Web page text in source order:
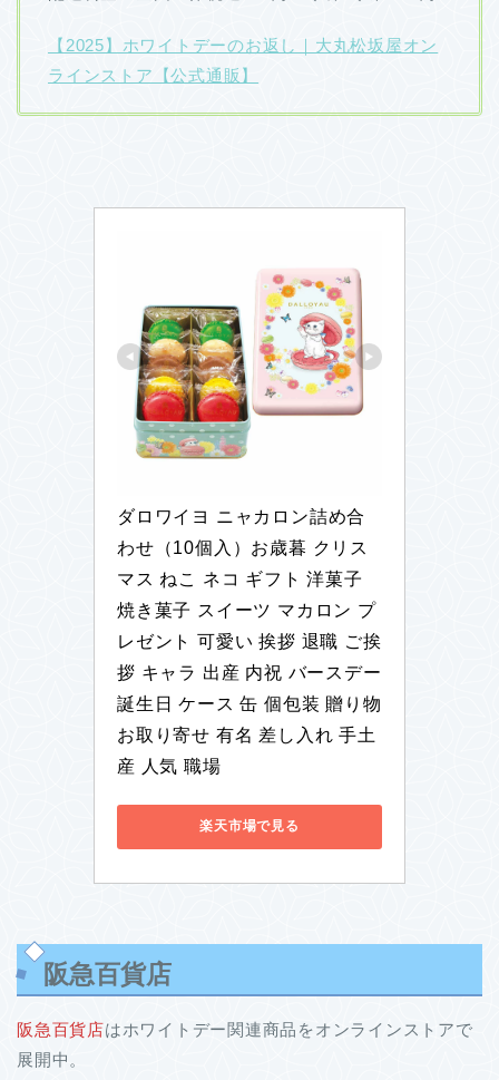
【2025】ホワイトデーのお返し｜大丸松坂屋オン
ラインストア【公式通販】
ダロワイヨ ニャカロン詰め合
わせ（10個入）お歳暮 クリス
マス ねこ ネコ ギフト 洋菓子
焼き菓子 スイーツ マカロン プ
レゼント 可愛い 挨拶 退職 ご挨
拶 キャラ 出産 内祝 バースデー
誕生日 ケース 缶 個包装 贈り物
お取り寄せ 有名 差し入れ 手土
産 人気 職場
楽天市場で見る
阪急百貨店
阪急百貨店はホワイトデー関連商品をオンラインストアで
展開中。